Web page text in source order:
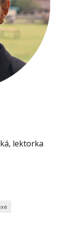
lektorka